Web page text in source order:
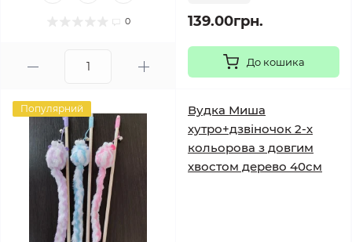
0 139.00грн.
До кошика
Популярний
Вудка Миша
хутро+дзвіночок 2-х
кольорова з довгим
хвостом дерево 40см